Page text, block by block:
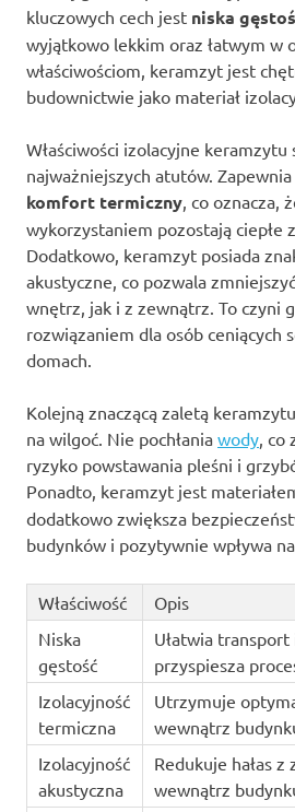
kluczowych cech jest niska
wyjątkowo lekkim oraz łatwym w
właściwościom, keramzyt jest
budownictwie jako materiał
Właściwości izolacyjne
najważniejszych atutów. Zapewnia
komfort termiczny , co oznacza,
wykorzystaniem pozostają ciepłe
Dodatkowo, keramzyt posiada
akustyczne, co pozwala
wnętrz, jak i z zewnątrz. To czyni
rozwiązaniem dla osób ceniących
domach.
Kolejną znaczącą zaletą
na wilgoć. Nie pochłania wody ,
ryzyko powstawania pleśni i
Ponadto, keramzyt jest
dodatkowo zwiększa
budynków i pozytywnie wpływa na
Właściwość
Opis
Niska
gęstość
Ułatwia
przyspiesza
Izolacyjność
termiczna
Utrzymuje
wewnątrz
Izolacyjność
akustyczna
Redukuje hałas
wewnątrz